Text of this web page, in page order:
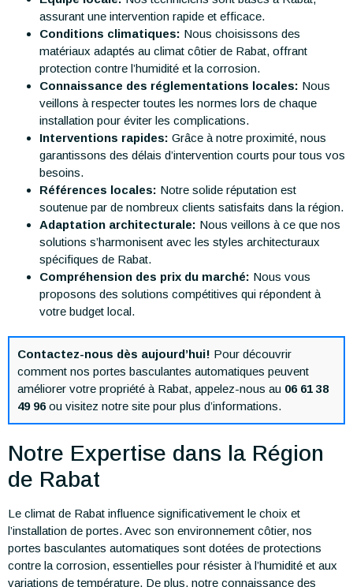
assurant une intervention rapide et efficace.
Conditions climatiques: Nous choisissons des
matériaux adaptés au climat côtier de Rabat, offrant
protection contre l’humidité et la corrosion.
Connaissance des réglementations locales: Nous
veillons à respecter toutes les normes lors de chaque
installation pour éviter les complications.
Interventions rapides: Grâce à notre proximité, nous
garantissons des délais d’intervention courts pour tous vos
besoins.
Références locales: Notre solide réputation est
soutenue par de nombreux clients satisfaits dans la région.
Adaptation architecturale: Nous veillons à ce que nos
solutions s’harmonisent avec les styles architecturaux
spécifiques de Rabat.
Compréhension des prix du marché: Nous vous
proposons des solutions compétitives qui répondent à
votre budget local.
Contactez-nous dès aujourd’hui! Pour découvrir
comment nos portes basculantes automatiques peuvent
améliorer votre propriété à Rabat, appelez-nous au 06 61 38
49 96ou visitez notre site pour plus d’informations.
Notre Expertise dans la Région
de Rabat
Le climat de Rabat influence significativement le choix et
l’installation de portes. Avec son environnement côtier, nos
portes basculantes automatiques sont dotées de protections
contre la corrosion, essentielles pour résister à l’humidité et aux
variations de température. De plus, notre connaissance des